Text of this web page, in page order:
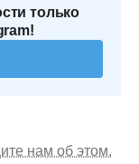
только
нам об этом.